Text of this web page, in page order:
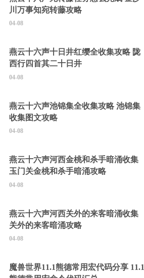
川万事知宛转藤攻略
04-08
燕云十六声十日井红缨全收集攻略 陇
西行四首其二十日井
04-08
燕云十六声池锦集全收集攻略 池锦集
收集图文攻略
04-08
燕云十六声河西金桃和杀手暗涌收集
玉门关金桃和杀手暗涌攻略
04-08
燕云十六声河西关外的来客暗涌收集
关外的来客暗涌攻略
04-08
魔兽世界11.1熊德常用宏代码分享 11.1